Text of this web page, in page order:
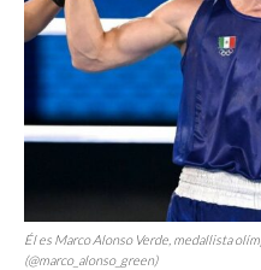
Él es Marco Alonso Verde, medallista
(@marco_alonso_green)